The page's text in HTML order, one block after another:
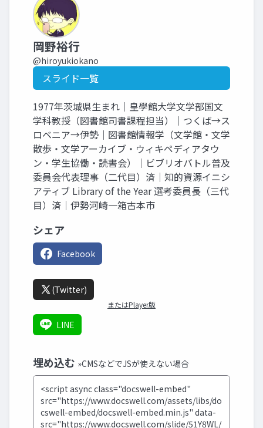
岡野裕行
@hiroyukiokano
スライド一覧
1977年茨城県生まれ｜皇學館大学文学部国文
学科教授（図書館司書課程担当）｜つくば→ス
ロベニア→伊勢｜図書館情報学（文学館・文学
散歩・文学アーカイブ・ウィキペディアタウ
ン・学生協働・読書会）｜ビブリオバトル普及
委員会代表理事（二代目）済｜知的資源イニシ
アティブ Library of the Year 選考委員長（三代
目）済｜伊勢河崎一箱古本市
シェア
Facebook
(Twitter)
またはPlayer版
LINE
埋め込む »CMSなどでJSが使えない場合